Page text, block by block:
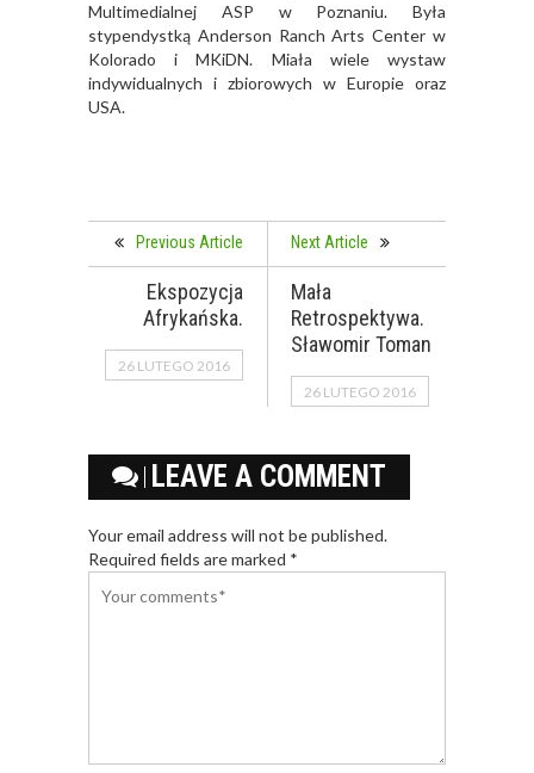
Multimedialnej ASP w Poznaniu. Była
stypendystką Anderson Ranch Arts Center w
Kolorado i MKiDN. Miała wiele wystaw
indywidualnych i zbiorowych w Europie oraz
USA.
Previous Article
Ekspozycja
Afrykańska.
26 LUTEGO 2016
Next Article
Mała
Retrospektywa.
Sławomir Toman
26 LUTEGO 2016
LEAVE A COMMENT
Your email address will not be published.
Required fields are marked *